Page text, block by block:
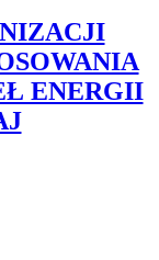
ENERGII